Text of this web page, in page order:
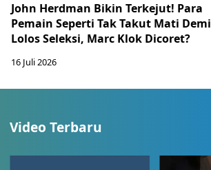
John Herdman Bikin Terkejut! Para
Pemain Seperti Tak Takut Mati Demi
Lolos Seleksi, Marc Klok Dicoret?
16 Juli 2026
Video Terbaru